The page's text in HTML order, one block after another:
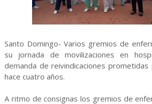
Santo Domingo- Varios gremios de
su jornada de movilizaciones en
demanda de reivindicaciones
hace cuatro años.
A ritmo de consignas los gremios de